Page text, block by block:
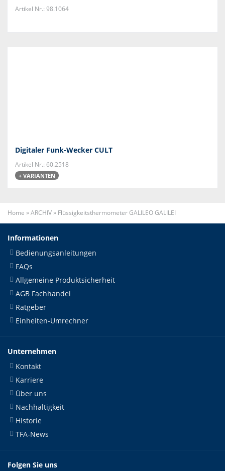
Artikel Nr.: 98.1064
Digitaler Funk-Wecker CULT
Artikel Nr.: 60.2518
+ VARIANTEN
Home »ARCHIV» Flüssigkeitsthermometer GALILEO GALILEI
Informationen
Bedienungsanleitungen
FAQs
Allgemeine Produktsicherheit
AGB Fachhandel
Ratgeber
Einheiten-Umrechner
Unternehmen
Kontakt
Karriere
Über uns
Nachhaltigkeit
Historie
TFA-News
Folgen Sie uns